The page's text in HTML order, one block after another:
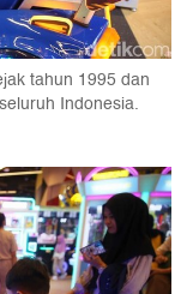
tahun 1995 dan
Indonesia.